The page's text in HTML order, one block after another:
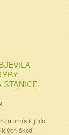
STANICE,
a umístil ji do
škod